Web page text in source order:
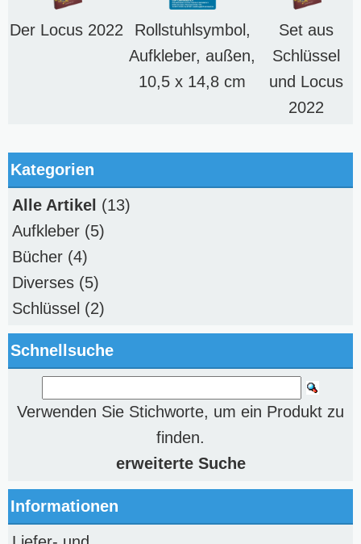
Der Locus 2022
Rollstuhlsymbol,
Aufkleber, außen,
10,5 x 14,8 cm
Set aus
Schlüssel
und Locus
2022
Kategorien
Alle Artikel (13)
Aufkleber (5)
Bücher (4)
Diverses (5)
Schlüssel (2)
Schnellsuche
Verwenden Sie Stichworte, um ein Produkt zu
finden.
erweiterte Suche
Informationen